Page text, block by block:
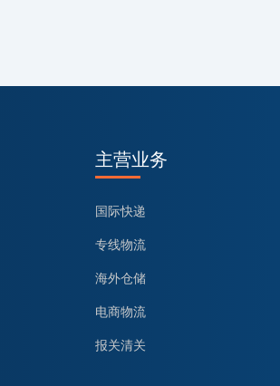
主营业务
国际快递
专线物流
海外仓储
电商物流
报关清关